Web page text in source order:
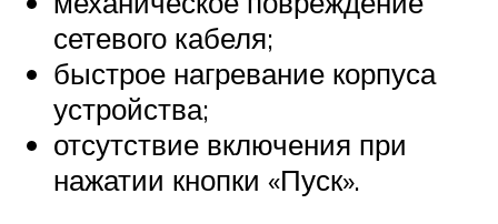
сетевого кабеля;
быстрое нагревание корпуса
устройства;
отсутствие включения при
нажатии кнопки «Пуск».